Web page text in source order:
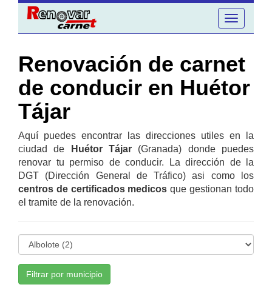
Toggle
navigation
Renovación de carnet
de conducir en Huétor
Tájar
Aquí puedes encontrar las direcciones utiles en la
ciudad de
Huétor Tájar (Granada) donde puedes
renovar tu permiso de conducir. La dirección de la
DGT (Dirección General de Tráfico) asi como los
centros de certificados medicos que gestionan todo
el tramite de la renovación.
Filtrar por municipio